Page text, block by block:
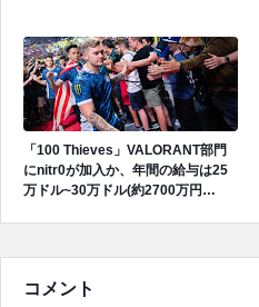
「100 Thieves」VALORANT部門
にnitr0が加入か、年間の給与は25
万ドル~30万ドル(約2700万円
コメント